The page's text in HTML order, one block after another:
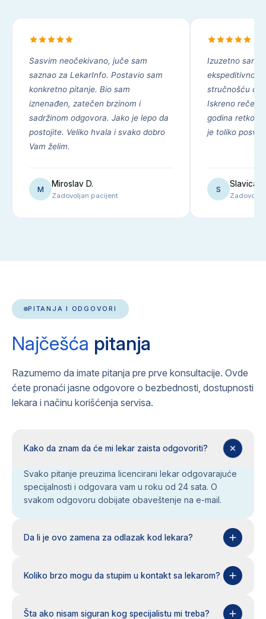
Sasvim neočekivano, juče sam
saznao za LekarInfo. Postavio sam
konkretno pitanje. Bio sam
iznenađen, zatečen brzinom i
sadržinom odgovora. Jako je lepo da
postojite. Veliko hvala i svako dobro
Vam želim.
M
Miroslav D.
Zadovoljan pacijent
Izuzetno sam
stručnošću dr
Iskreno
godina retko
je toliko
S
Slavica J.
PITANJA I ODGOVORI
Najčešća pitanja
Razumemo da imate pitanja pre prve konsultacije. Ovde
ćete pronaći jasne odgovore o bezbednosti, dostupnosti
lekara i načinu korišćenja servisa.
Kako da znam da će mi lekar zaista odgovoriti?
Svako pitanje preuzima licencirani lekar odgovarajuće
specijalnosti i odgovara vam u roku od 24 sata. O
svakom odgovoru dobijate obaveštenje na e-mail.
Da li je ovo zamena za odlazak kod lekara?
Koliko brzo mogu da stupim u kontakt sa lekarom?
Šta ako nisam siguran kog specijalistu mi treba?